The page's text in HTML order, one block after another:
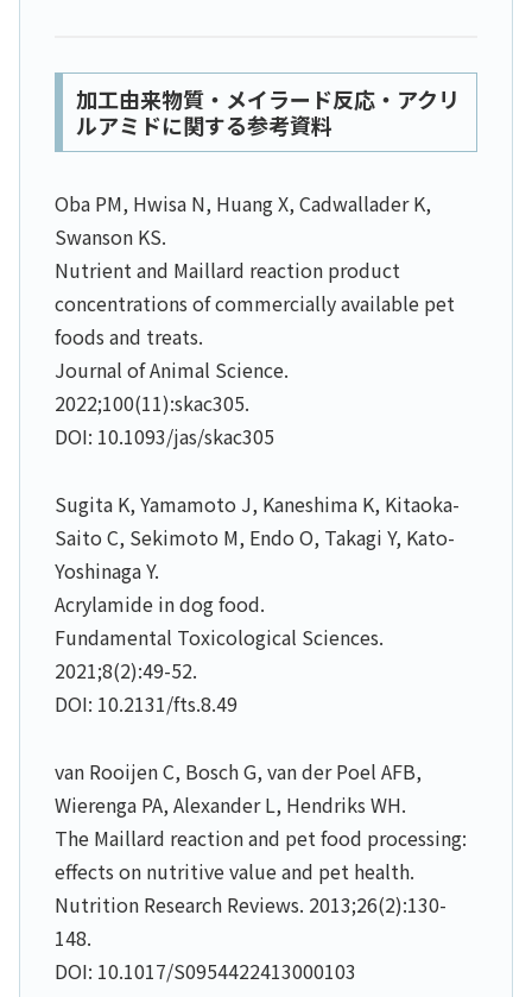
加工由来物質・メイラード反応・アクリ
ルアミドに関する参考資料
Oba PM, Hwisa N, Huang X, Cadwallader K,
Swanson KS.
Nutrient and Maillard reaction product
concentrations of commercially available pet
foods and treats.
Journal of Animal Science.
2022;100(11):skac305.
DOI: 10.1093/jas/skac305
Sugita K, Yamamoto J, Kaneshima K, Kitaoka-
Saito C, Sekimoto M, Endo O, Takagi Y, Kato-
Yoshinaga Y.
Acrylamide in dog food.
Fundamental Toxicological Sciences.
2021;8(2):49-52.
DOI: 10.2131/fts.8.49
van Rooijen C, Bosch G, van der Poel AFB,
Wierenga PA, Alexander L, Hendriks WH.
The Maillard reaction and pet food processing:
effects on nutritive value and pet health.
Nutrition Research Reviews. 2013;26(2):130-
148.
DOI: 10.1017/S0954422413000103